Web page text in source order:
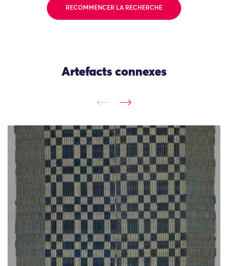
RECOMMENCER LA RECHERCHE
Artefacts connexes